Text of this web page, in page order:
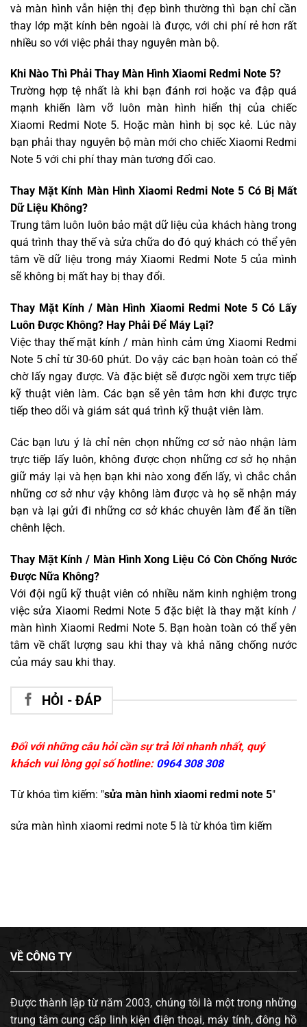
và màn hình vẫn hiện thị đẹp bình thường thì bạn chỉ cần
thay lớp mặt kính bên ngoài là được, với chi phí rẻ hơn rất
nhiều so với việc phải thay nguyên màn bộ.
Khi Nào Thì Phải Thay Màn Hình Xiaomi Redmi Note 5?
Trường hợp tệ nhất là khi bạn đánh rơi hoặc va đập quá
mạnh khiến làm vỡ luôn màn hình hiển thị của chiếc
Xiaomi Redmi Note 5. Hoặc màn hình bị sọc kẻ. Lúc này
bạn phải thay nguyên bộ màn mới cho chiếc Xiaomi Redmi
Note 5 với chi phí thay màn tương đối cao.
Thay Mặt Kính Màn Hình Xiaomi Redmi Note 5 Có Bị Mất
Dữ Liệu Không?
Trung tâm luôn luôn bảo mật dữ liệu của khách hàng trong
quá trình thay thế và sửa chữa do đó quý khách có thể yên
tâm về dữ liệu trong máy Xiaomi Redmi Note 5 của mình
sẽ không bị mất hay bị thay đổi.
Thay Mặt Kính / Màn Hình Xiaomi Redmi Note 5 Có Lấy
Luôn Được Không? Hay Phải Để Máy Lại?
Việc thay thế mặt kính / màn hình cảm ứng Xiaomi Redmi
Note 5 chỉ từ 30-60 phút. Do vậy các bạn hoàn toàn có thể
chờ lấy ngay được. Và đặc biệt sẽ được ngồi xem trực tiếp
kỹ thuật viên làm. Các bạn sẽ yên tâm hơn khi được trực
tiếp theo dõi và giám sát quá trình kỹ thuật viên làm.
Các bạn lưu ý là chỉ nên chọn những cơ sở nào nhận làm
trực tiếp lấy luôn, không được chọn những cơ sở họ nhận
giữ máy lại và hẹn bạn khi nào xong đến lấy, vì chắc chắn
những cơ sở như vậy không làm được và họ sẽ nhận máy
bạn và lại gửi đi những cơ sở khác chuyên làm để ăn tiền
chênh lệch.
Thay Mặt Kính / Màn Hình Xong Liệu Có Còn Chống Nước
Được Nữa Không?
Với đội ngũ kỹ thuật viên có nhiều năm kinh nghiệm trong
việc sửa Xiaomi Redmi Note 5 đặc biệt là thay mặt kính /
màn hình Xiaomi Redmi Note 5. Bạn hoàn toàn có thể yên
tâm về chất lượng sau khi thay và khả năng chống nước
của máy sau khi thay.
HỎI - ĐÁP
Đối với những câu hỏi cần sự trả lời nhanh nhất, quý
khách vui lòng gọi số hotline: 0964 308 308
Từ khóa tìm kiếm: "sửa màn hình xiaomi redmi note 5"
sửa màn hình xiaomi redmi note 5 là từ khóa tìm kiếm
VỀ CÔNG TY
Được thành lập từ năm 2003, chúng tôi là một trong những
trung tâm cung cấp linh kiện điện thoại, máy tính, đông hồ